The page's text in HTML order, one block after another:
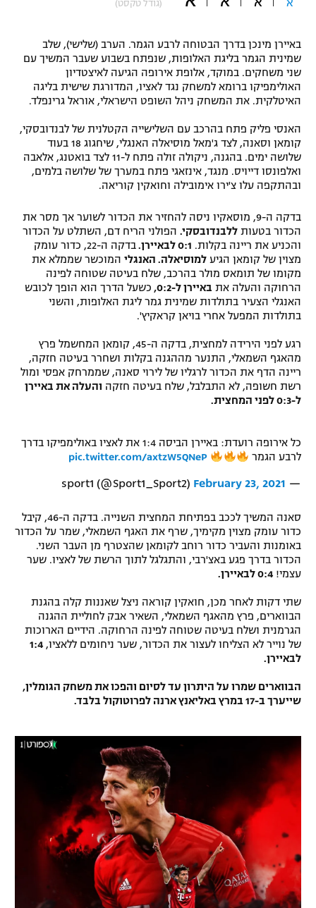
תקנון עבור פעילות אלקטרה
תקנון עבור פעילות ספורט 1 – "מרלן"
טניס
גיימינג E-Sports
תנאי שימוש
מדיניות פרטיות
תקנון פעילות ספורט 1
רשיון להקרנה פומבית לבית עסק
הצטרפות לחבילת הערוצים
תגיות
המגזין
פוטבול אמריקאי NFL
בייסבול MLB
ספורט אתגרי ואקסטרים
אומנויות לחימה
גיימינג E-Sports
א (גודל טקסט)
באיירן מינכן בדרך הבטוחה לרבע הגמר. הערב (שלישי), שלב
שמינית הגמר בליגת האלופות, שנפתח בשבוע שעבר המשיך עם
שני משחקים. במוקד, אלופת אירופה הגיעה לאיצטדיון
האולימפיקו ברומא למשחק נגד לאציו, המדורגת שישית בליגה
האיטלקית. את המשחק ניהל השופט הישראלי, אוראל גרינפלד.
האנסי פליק פתח בהרכב עם השלישייה הקטלנית של לבנדובסקי,
קומאן וסאנה, לצד ג'מאל מוסיאלה האנגלי, שיחגוג 18 בעוד
שלושה ימים. בהגנה, ניקולה זולה פתח ל-11 לצד בואטנג, אלאבה
ואלפונסו דייויס. מנגד, אינזאגי פתח במערך של שלושה בלמים,
ובהתקפה עלו צ'ירו אימובילה וחואקין קוריאה.
בדקה ה-9, מוסאקיו ניסה להחזיר את הכדור לשוער אך מסר את
הכדור בטעות ללבנדובסקי. הפולני הריח דם, השתלט על הכדור
והכניע את ריינה בקלות. 0:1 לבאיירן.
בדקה ה-22, כדור עומק
מצוין של קומאן הגיע למוסיאלה. האנגלי המוכשר שממלא את
מקומו של תומאס מולר בהרכב, שלח בעיטה שטוחה לפינה
הרחוקה והעלה את באיירן ל-0:2,
כשעל הדרך הוא הופך לכובש
האנגלי הצעיר בתולדות שמינית גמר ליגת האלופות, והשני
בתולדות המפעל אחרי בויאן קראקיץ'.
רגע לפני הירידה למחצית, בדקה ה-45, קומאן המחשמל פרץ
מהאגף השמאלי, התנער מההגנה בקלות ושחרר בעיטה חזקה,
ריינה הדף את הכדור לרגליו של לירוי סאנה, שממרחק אפסי ומול
רשת חשופה, לא התבלבל, שלח בעיטה חזקה והעלה את באיירן
ל-0:3 לפני המחצית.
כל אירופה רועדת: באיירן הביסה 1:4 את לאציו באולימפיקו בדרך
לרבע הגמר
pic.twitter.com/axtzW5QNeP
— sport1 (@Sport1_Sport2)
February 23, 2021
סאנה המשיך לככב בפתיחת המחצית השנייה. בדקה ה-46, קיבל
כדור עומק מצוין מקימיך, שרף את האגף השמאלי, שמר על הכדור
באומנות והעביר כדור רוחב לקומאן שהצטרף מן העבר השני.
הכדור בדרך פגע באצ'רבי, והתגלגל לתוך הרשת של לאציו. שער
עצמי! 0:4 לבאיירן.
שתי דקות לאחר מכן, חואקין קוראה ניצל שאננות קלה בהגנת
הבווארים, פרץ מהאגף השמאלי, השאיר אבק לחוליית ההגנה
הגרמנית ושלח בעיטה שטוחה לפינה הרחוקה. הידיים הארוכות
של נוייר לא הצליחו לעצור את הכדור, שער ניחומים ללאציו, 1:4
לבאיירן.
הבווארים שמרו על היתרון עד לסיום והפכו את משחק הגומלין,
שייערך ב-17 במרץ באליאנץ ארנה לפרוטוקול בלבד.